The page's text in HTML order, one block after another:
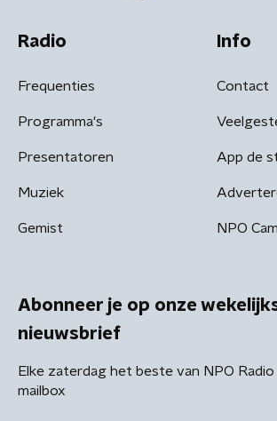
Radio
Frequenties
Programma's
Presentatoren
Muziek
Gemist
Info
Contact
App de
NPO
Abonneer je op onze
nieuwsbrief
Elke zaterdag het beste van NPO Radio
mailbox